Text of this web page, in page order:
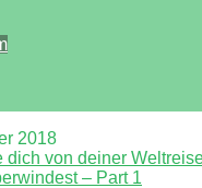
2018
dich von deiner
– Part 1